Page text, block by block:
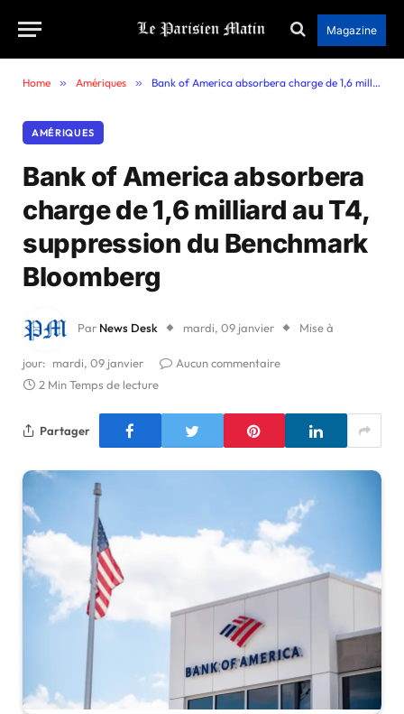
Magazine
Home » Amériques » Bank of America absorbera charge de 1,6 milliard au T4, suppression du Benchmark Bloomberg
AMÉRIQUES
Bank of America absorbera
charge de 1,6 milliard au T4,
suppression du Benchmark
Bloomberg
Par News Desk mardi, 09 janvier Mise à
jour: mardi, 09 janvier
Aucun commentaire
2 Min Temps de lecture
Partager